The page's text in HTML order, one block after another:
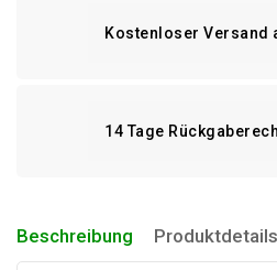
Kostenloser Versand
14 Tage
Beschreibung Produktdetails